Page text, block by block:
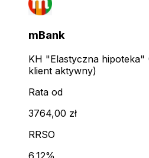
mBank
KH "Elastyczna hipoteka"
klient aktywny)
Rata od
3764,00 zł
RRSO